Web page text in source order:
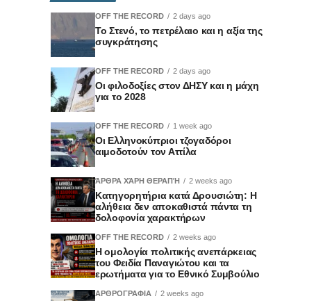
OFF THE RECORD 2 days ago
Το Στενό, το πετρέλαιο και η αξία της
συγκράτησης
OFF THE RECORD 2 days ago
Οι φιλοδοξίες στον ΔΗΣΥ και η μάχη
για το 2028
OFF THE RECORD 1 week ago
Οι Ελληνοκύπριοι τζογαδόροι
αιμοδοτούν τον Αττίλα
ΆΡΘΡΑ ΧΆΡΗ ΘΕΡΑΠΉ 2 weeks ago
Κατηγορητήρια κατά Δρουσιώτη: Η
αλήθεια δεν αποκαθιστά πάντα τη
δολοφονία χαρακτήρων
OFF THE RECORD 2 weeks ago
Η ομολογία πολιτικής ανεπάρκειας
του Φειδία Παναγιώτου και τα
ερωτήματα για το Εθνικό Συμβούλιο
ΑΡΘΡΟΓΡΑΦΙΑ 2 weeks ago